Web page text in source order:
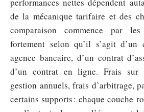
de la mécanique tarifaire et des
comparaison commence par
fortement selon qu’il s’agit
agence bancaire, d’un contrat
d’un contrat en ligne. Frais sur
gestion annuels, frais d’arbitrage,
certains supports : chaque couche